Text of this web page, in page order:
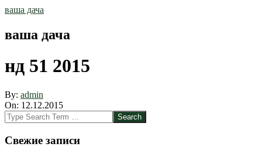
Skip
ваша дача
ваша дача
нд 51 2015
By: admin
On: 12.12.2015
2015-
12-
12
Search
Свежие записи